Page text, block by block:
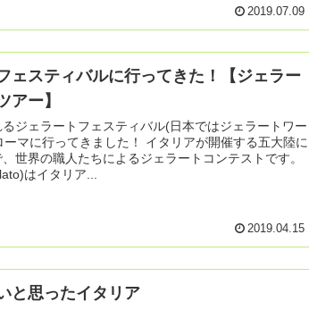
2019.07.09
ェスティバルに行ってきた！【ジェラー
アー】
ジェラートフェスティバル(日本ではジェラートワー
きました！ イタリアが開催する五大陸に
世界の職人たちによるジェラートコンテストです。
はイタリア...
2019.04.15
と思ったイタリア